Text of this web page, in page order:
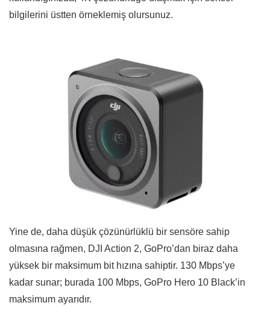
bilgilerini üstten örneklemiş olursunuz.
Yine de, daha düşük çözünürlüklü bir sensöre sahip
olmasına rağmen, DJI Action 2, GoPro’dan biraz daha
yüksek bir maksimum bit hızına sahiptir. 130 Mbps’ye
kadar sunar; burada 100 Mbps, GoPro Hero 10 Black’in
maksimum ayarıdır.